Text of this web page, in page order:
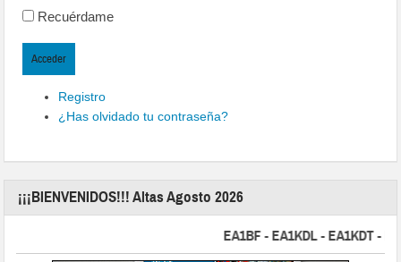
Recuérdame
Acceder
Registro
¿Has olvidado tu contraseña?
¡¡¡BIENVENIDOS!!! Altas Agosto 2026
EA1BF - EA1KDL - EA1KDT -